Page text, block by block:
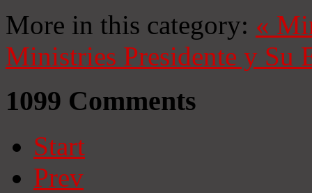
More in this category: «
Ministries Presidente y Su
1099 Comments
Start
Prev